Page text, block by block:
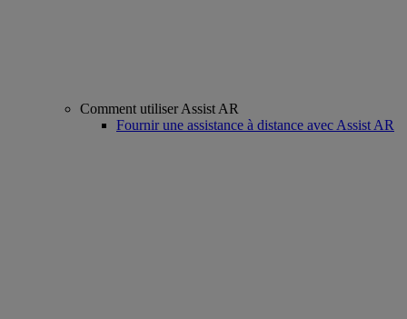
Comment utiliser Assist AR
Fournir une assistance à distance avec Assist AR